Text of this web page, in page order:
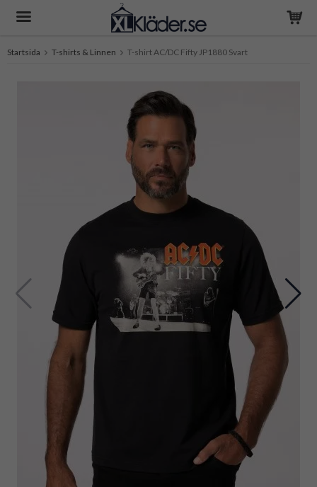
Startsida T-shirts & Linnen T-shirt AC/DC Fifty JP1880 Svart